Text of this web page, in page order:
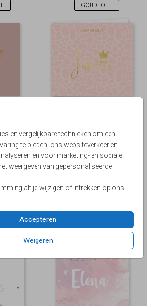
en vergelijkbare technieken om een
te bieden, ons websiteverkeer en
en voor marketing- en sociale
weergeven van gepersonaliseerde
altijd wijzigen of intrekken op ons
Accepteren
Weigeren
GOUDFOLIE
GOUDFOLIE